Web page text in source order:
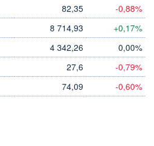
0%
LUX
BOURSOVIE
82,35 -0,88%
8 714,93 +0,17%
4 342,26 0,00%
27,6 -0,79%
74,09 -0,60%